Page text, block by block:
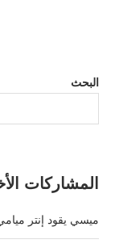
البحث
المشاركات
ميسي يقود إنتر